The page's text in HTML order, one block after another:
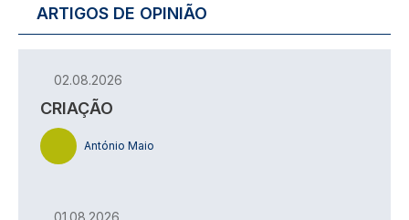
ARTIGOS DE OPINIÃO
02.08.2026
CRIAÇÃO
António Maio
01.08.2026